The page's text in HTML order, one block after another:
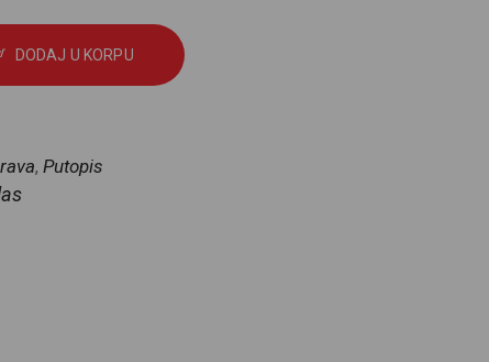
DODAJ U KORPU
, Putopis